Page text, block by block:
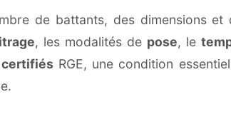
de battants, des dimensions
, les modalités de pose, le
RGE, une condition